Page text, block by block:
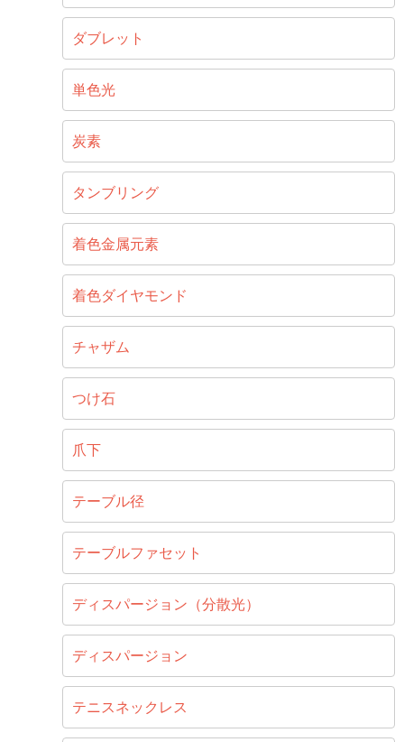
ダブレット
単色光
炭素
タンブリング
着色金属元素
着色ダイヤモンド
チャザム
つけ石
爪下
テーブル径
テーブルファセット
ディスパージョン（分散光）
ディスパージョン
テニスネックレス